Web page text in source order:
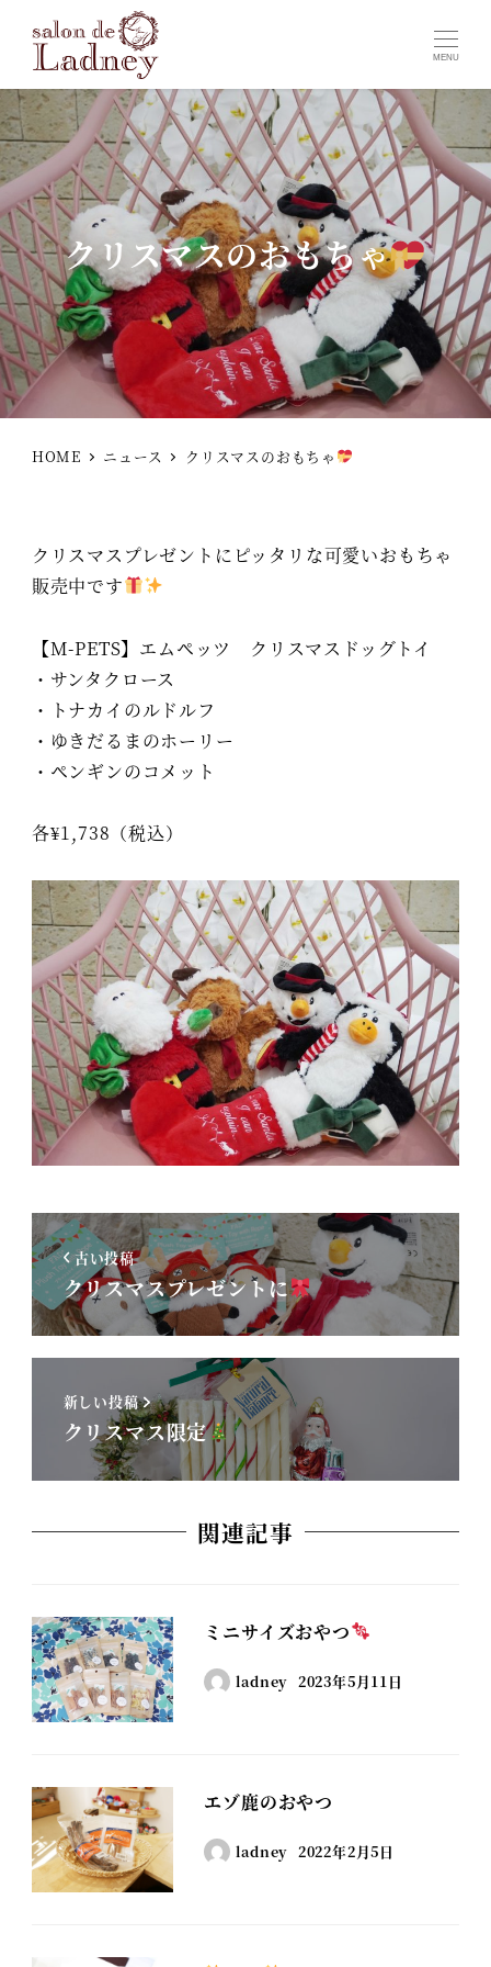
MENU
クリスマスのおもちゃ
HOME ニュース クリスマスのおもちゃ
クリスマスプレゼントにピッタリな可愛いおもちゃ
販売中です
【M-PETS】エムペッツ クリスマスドッグトイ
・サンタクロース
・トナカイのルドルフ
・ゆきだるまのホーリー
・ペンギンのコメット
各¥1,738（税込）
古い投稿
クリスマスプレゼントに
新しい投稿
クリスマス限定
関連記事
ミニサイズおやつ
ladney 2023年5月11日
エゾ鹿のおやつ
ladney 2022年2月5日